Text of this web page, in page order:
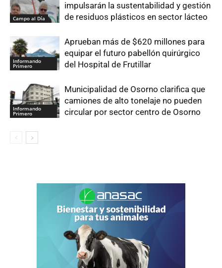
Campo al Día
impulsarán la sustentabilidad y gestión
de residuos plásticos en sector lácteo
Informando
Primero
Aprueban más de $620 millones para
equipar el futuro pabellón quirúrgico
del Hospital de Frutillar
Informando
Primero
Municipalidad de Osorno clarifica que
camiones de alto tonelaje no pueden
circular por sector centro de Osorno